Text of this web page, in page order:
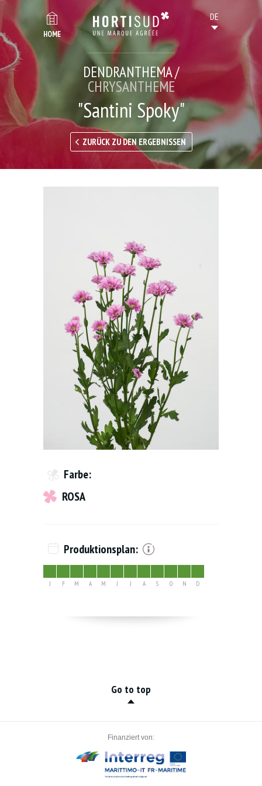
HOME
DENDRANTHEMA /
CHRYSANTHEME
"Santini Spoky"
ZURÜCK ZU DEN ERGEBNISSEN
Farbe:
ROSA
Produktionsplan:
J F M A M J J A S O N D
Go to top
Finanziert von: